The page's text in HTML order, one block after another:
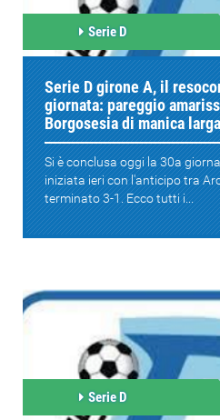
Serie D
Serie D girone A, il
giornata: pareggio
Borgosesia di manica larga
Si è conclusa oggi la 30a
iniziata ieri con l'anticipo tra
terminato 3-1. Ecco tutti i...
Serie D